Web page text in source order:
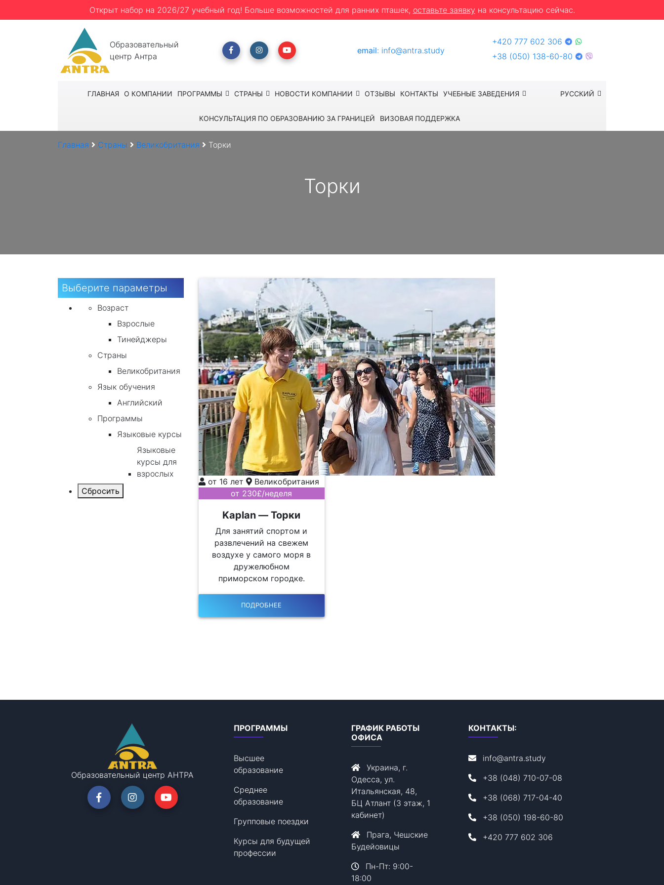
Открыт набор на 2026/27 учебный год! Больше возможностей для ранних пташек, оставьте заявку на консультацию сейчас.
Образовательный
центр Антра
email: info@antra.study
+420 777 602 306
+38 (050) 138-60-80
ГЛАВНАЯ О КОМПАНИИ ПРОГРАММЫ РУССКИЙ
СТРАНЫ НОВОСТИ КОМПАНИИ ОТЗЫВЫ КОНТАКТЫ УЧЕБНЫЕ ЗАВЕДЕНИЯ
КОНСУЛЬТАЦИЯ ПО ОБРАЗОВАНИЮ ЗА ГРАНИЦЕЙ ВИЗОВАЯ ПОДДЕРЖКА
Главная Страны Великобритания Торки
Торки
Выберите параметры
Возраст
Взрослые
Тинейджеры
Страны
Великобритания
Язык обучения
Английский
Программы
Языковые курсы
Языковые
курсы для
взрослых
от 16 лет
Великобритания
от 230£/неделя
Kaplan — Торки
Для занятий спортом и
развлечений на свежем
воздухе у самого моря в
дружелюбном
приморском городке.
ПОДРОБНЕЕ
Образовательный центр АНТРА
ПРОГРАММЫ
Высшее
образование
Среднее
образование
Групповые поездки
Курсы для будущей
профессии
ГРАФИК РАБОТЫ
ОФИСА
Украина, г.
Одесса, ул.
Итальянская, 48,
БЦ Атлант (3 этаж, 1
кабинет)
Прага, Чешские
Будейовицы
Пн-Пт: 9:00-
18:00
КОНТАКТЫ:
info@antra.study
+38 (048) 710-07-08
+38 (068) 717-04-40
+38 (050) 198-60-80
+420 777 602 306